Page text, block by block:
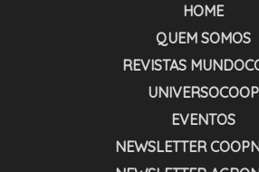
HOME
QUEM SOMOS
REVISTAS
UNIVERSOCOOP
EVENTOS
NEWSLETTER